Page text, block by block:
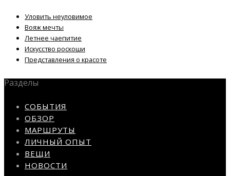
Уловить неуловимое
Вояж мечты
Летнее чаепитие
Искусство роскоши
Представления о красоте
Разделы
СОБЫТИЯ
ОБЗОР
МАРШРУТЫ
ЛИЧНЫЙ ОПЫТ
ВЕЩИ
НОВОСТИ